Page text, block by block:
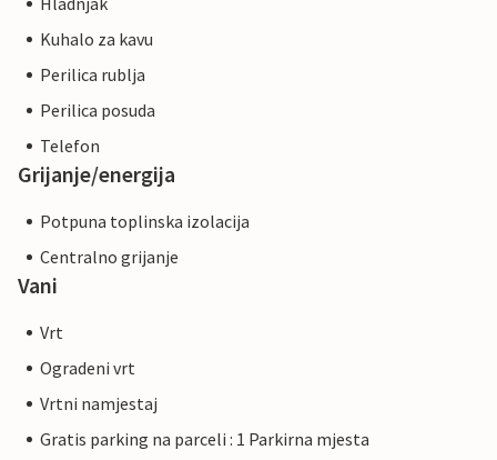
Kuhalo za kavu
Perilica rublja
Perilica posuda
Telefon
Grijanje/energija
Potpuna toplinska izolacija
Centralno grijanje
Vani
Vrt
Ogradeni vrt
Vrtni namjestaj
Gratis parking na parceli : 1 Parkirna mjesta